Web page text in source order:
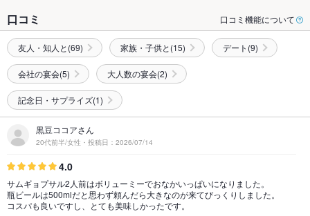
口コミ 口コミ機能について
友人・知人と(69) 家族・子供と(15) デート(9)
会社の宴会(5) 大人数の宴会(2)
記念日・サプライズ(1)
黒豆ココアさん
20代前半/女性・投稿日：2026/07/14
4.0
サムギョプサル2人前はボリューミーでおなかいっぱいになりました。
瓶ビールは500mlだと思わず頼んだら大きなのが来てびっくりしました。
コスパも良いですし、とても美味しかったです。